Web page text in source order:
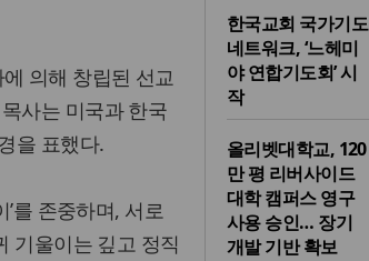
의해 창립된 선교
사는 미국과 한국
을 표했다.
’를 존중하며, 서로
기울이는 깊고 정직
한국교회 국가기도
네트워크, ‘느헤미
야 연합기도회’ 시
작
올리벳대학교, 120
만 평 리버사이드
대학 캠퍼스 영구
사용 승인… 장기
개발 기반 확보